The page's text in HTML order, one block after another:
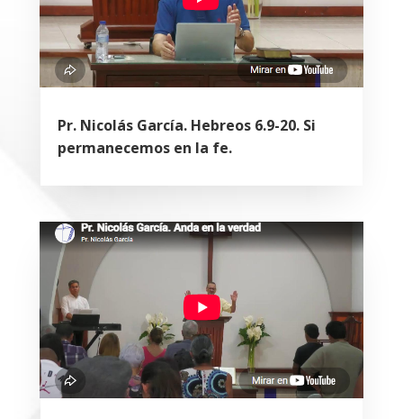
Pr. Nicolás García. Hebreos 6.9-20. Si
permanecemos en la fe.